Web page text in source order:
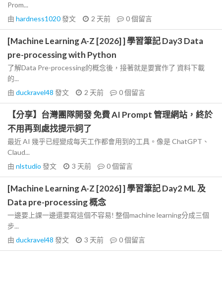
Prom...
由 hardness1020發文 2 天前 0個留言
[Machine Learning A-Z [2026] ] 學習筆記 Day3 Data
pre-processing with Python
了解Data Pre-processing的概念後，接著就是要實作了 資料下載
的...
由 duckravel48 發文 2 天前 0個留言
【分享】台灣團隊開發 免費 AI Prompt 管理網站，終於
不用再到處找提示詞了
最近 AI 幾乎已經變成每天工作都會用到的工具。像是 ChatGPT、
Claud...
由 nlstudio 發文 3 天前 0個留言
[Machine Learning A-Z [2026] ] 學習筆記 Day2 ML 及
Data pre-processing 概念
一邊要上課一邊還要寫這個不容易! 整個machine learning分成三個
步...
由 duckravel48 發文 3 天前 0個留言